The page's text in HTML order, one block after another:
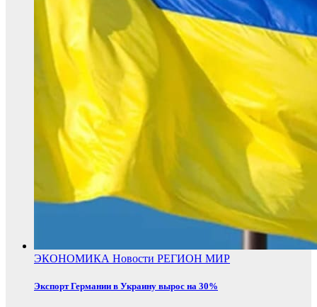
ЭКОНОМИКА Новости РЕГИОН МИР
Экспорт Германии в Украину вырос на 30%